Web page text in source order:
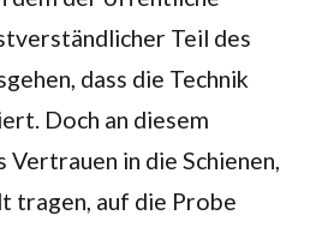
Teil des
dass die Technik
Doch an diesem
in die Schienen,
tragen, auf die Probe